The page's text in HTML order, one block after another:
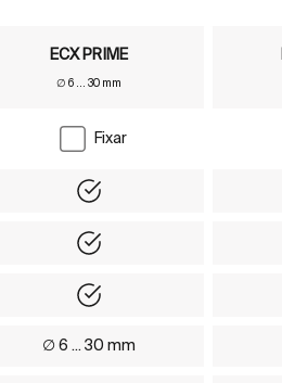
ECX PRIME
∅ 6 ... 30 mm
Fixar
∅ 6 ... 30 mm